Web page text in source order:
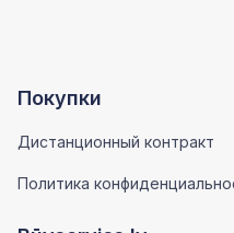
Покупки
Дистанционный контракт
Политика